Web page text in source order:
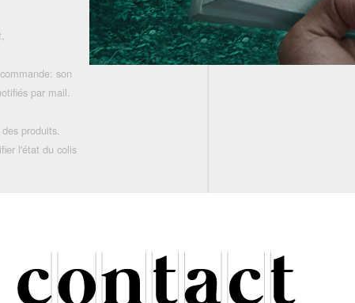
son
par mail.
produits.
l'état du colis